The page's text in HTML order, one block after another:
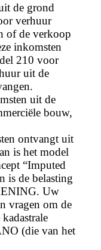
de grond
verhuur
of de verkoop
inkomsten
210 voor
uit de
uit de
bouw,
ontvangt uit
is het model
“Imputed
is de belasting
Uw
vragen om de
(die van het